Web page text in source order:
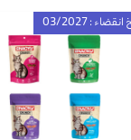
: 03/2027